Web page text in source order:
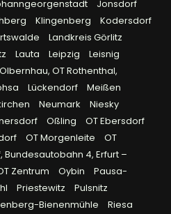
Jonsdorf
Klingenberg
Kodersdorf
Landkreis Görlitz
Lauta Leipzig
Leisnig
OT Rothenthal,
Lückendorf
Meißen
Neumark
Niesky
Oßling
OT Ebersdorf
OT Morgenleite
OT
Bundesautobahn 4, Erfurt –
Zentrum Oybin
Pausa-
Priestewitz
Pulsnitz
Bienenmühle
Riesa